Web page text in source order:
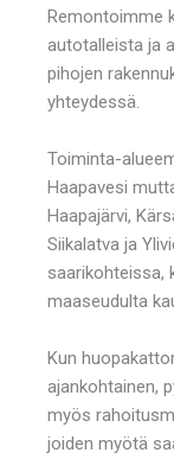
Remontoimme
autotalleista ja
pihojen
yhteydessä.
Toiminta-
Haapavesi
Haapajärvi,
Siikalatva ja
saarikohteissa,
maaseudulta
Kun
ajankohtainen,
myös
joiden myötä